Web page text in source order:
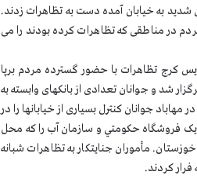
شديد به خیابان آمده دست به تظاهرات زدند.
در مناطقی که تظاهرات کرده بودند را می
کرج تظاهرات با حضور گسترده مردم برپا
شد و جوانان تعدادی از بانکهای وابسته به
جوانان کنترل بسیاری از خیابانها را در
یک فروشگاه حکومتي و سازمان آب را که محل
مأموران جنایتکار به تظاهرات شبانه
کردند.